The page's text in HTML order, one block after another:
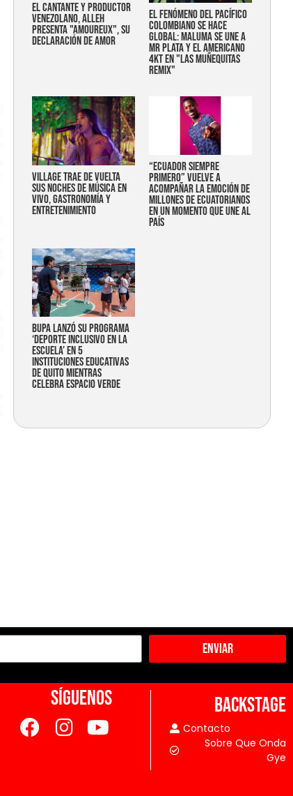
EL CANTANTE Y PRODUCTOR
VENEZOLANO, ALLEH
PRESENTA "AMOUREUX", SU
DECLARACIÓN DE AMOR
EL FENÓMENO DEL PACÍFICO
COLOMBIANO SE HACE
GLOBAL: MALUMA SE UNE A
MR PLATA Y EL AMERICANO
4KT EN "LAS MUÑEQUITAS
REMIX"
Village trae de vuelta
sus noches de música en
vivo, gastronomía y
entretenimiento
“Ecuador siempre
primero” vuelve a
acompañar la emoción de
millones de ecuatorianos
en un momento que une al
país
Bupa lanzó su programa
‘Deporte Inclusivo en la
Escuela’ en 5
instituciones educativas
de Quito mientras
celebra espacio verde
Enviar
SÍGUENOS BACKSTAGE
Contacto
Sobre Que Onda
Gye